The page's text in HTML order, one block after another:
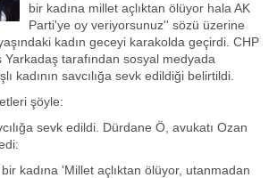
bir kadına millet açlıktan ölüyor hala AK
Parti'ye oy veriyorsunuz'' sözü üzerine
kadın geceyi karakolda geçirdi. CHP
Yarkadaş tarafından sosyal medyada
kadının savcılığa sevk edildiği belirtildi.
şöyle:
sevk edildi. Dürdane Ö, avukatı Ozan
bir kadına 'Millet açlıktan ölüyor, utanmadan